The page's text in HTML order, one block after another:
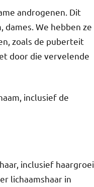
androgenen. Dit
dames. We hebben ze
zoals de puberteit
door die vervelende
inclusief de
inclusief haargroei
lichaamshaar in